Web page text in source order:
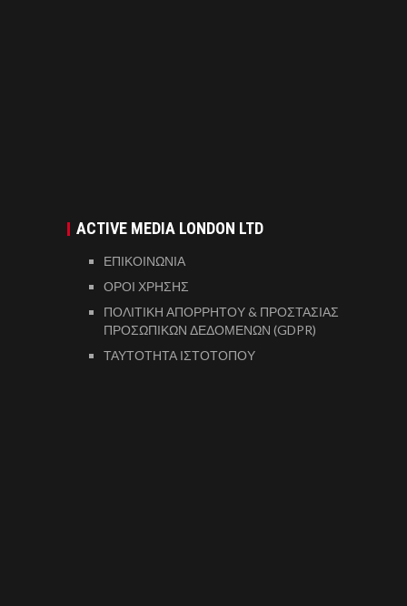
ACTIVE MEDIA LONDON LTD
ΕΠΙΚΟΙΝΩΝΙΑ
ΟΡΟΙ ΧΡΗΣΗΣ
ΠΟΛΙΤΙΚΗ ΑΠΟΡΡΗΤΟΥ & ΠΡΟΣΤΑΣΙΑΣ
ΠΡΟΣΩΠΙΚΩΝ ΔΕΔΟΜΕΝΩΝ (GDPR)
ΤΑΥΤΟΤΗΤΑ ΙΣΤΟΤΟΠΟΥ